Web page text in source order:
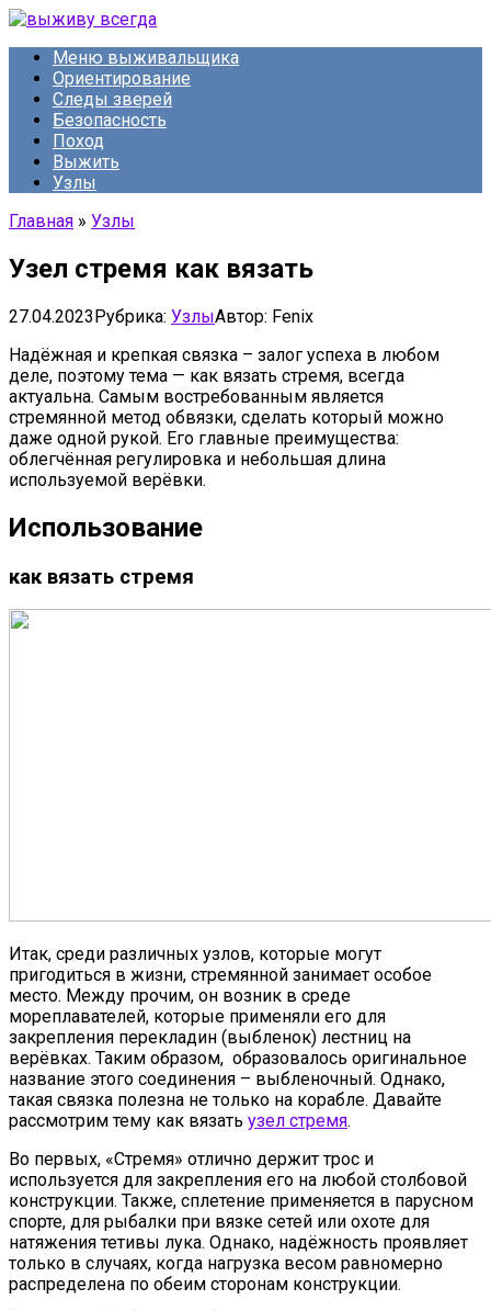
Перейти
контентуМеню выживальщика
Ориентирование
Следы зверей
Безопасность
Поход
Выжить
Узлы
Главная » Узлы
Узел стремя как вязать
27.04.2023Рубрика: УзлыАвтор: Fenix
Надёжная и крепкая связка – залог успеха в любом
деле, поэтому тема — как вязать стремя, всегда
актуальна. Самым востребованным является
стремянной метод обвязки, сделать который можно
даже одной рукой. Его главные преимущества:
облегчённая регулировка и небольшая длина
используемой верёвки.
Использование
как вязать стремя
Итак, среди различных узлов, которые могут
пригодиться в жизни, стремянной занимает особое
место. Между прочим, он возник в среде
мореплавателей, которые применяли его для
закрепления перекладин (выбленок) лестниц на
верёвках. Таким образом, образовалось оригинальное
название этого соединения – выбленочный. Однако,
такая связка полезна не только на корабле. Давайте
рассмотрим тему как вязать узел стремя.
Во первых, «Стремя» отлично держит трос и
используется для закрепления его на любой столбовой
конструкции. Также, сплетение применяется в парусном
спорте, для рыбалки при вязке сетей или охоте для
натяжения тетивы лука. Однако, надёжность проявляет
только в случаях, когда нагрузка весом равномерно
распределена по обеим сторонам конструкции.